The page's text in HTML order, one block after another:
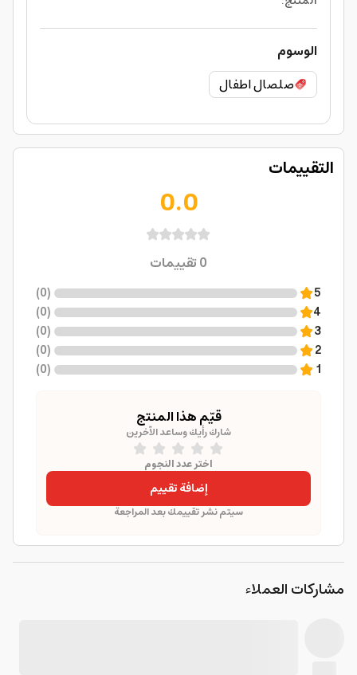
الوسوم
صلصال اطفال
التقييمات
0.0
0تقييمات
5
(
0
)
4
(
0
)
3
(
0
)
2
(
0
)
1
(
0
)
قيّم هذا المنتج
شارك رأيك وساعد الآخرين
اختر عدد النجوم
إضافة تقييم
سيتم نشر تقييمك بعد المراجعة
مشاركات العملاء